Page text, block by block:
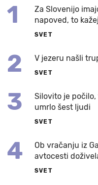
1
Za Slovenijo
napoved, to
SVET
2 V jezeru našli
SVET
3
Silovito je
umrlo šest ljudi
SVET
4
Ob vračanju iz
avtocesti
SVET